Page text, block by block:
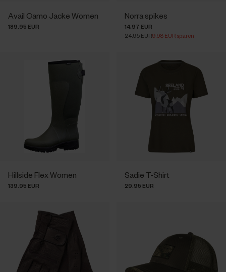
Avail Camo Jacke Women
189.95 EUR
Norra spikes
14.97 EUR
24.95 EUR9.98 EUR sparen
Hillside Flex Women
139.95 EUR
Sadie T-Shirt
29.95 EUR